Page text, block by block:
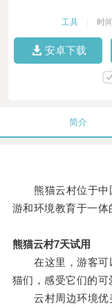
工具 时
安卓下载
简介
熊猫云村位于中
游和环境教育于一体
熊猫云村7天试用
在这里，游客可
猫们，感受它们的可
云村周边环境优美